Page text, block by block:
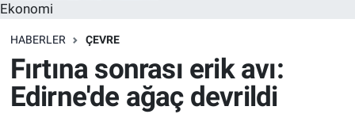
Ekonomi
HABERLER ÇEVRE
Fırtına sonrası erik avı:
Edirne'de ağaç devrildi